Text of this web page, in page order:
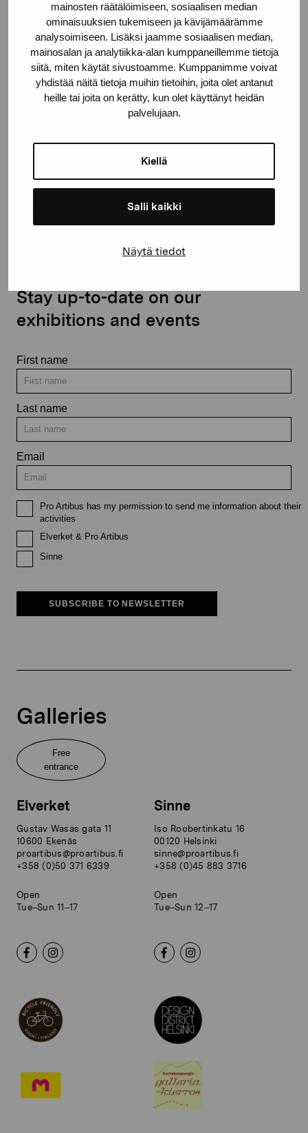
mainosten räätälöimiseen, sosiaalisen median
ominaisuuksien tukemiseen ja kävijämäärämme
analysoimiseen. Lisäksi jaamme sosiaalisen median,
mainosalan ja analytiikka-alan kumppaneillemme tietoja
siitä, miten käytät sivustoamme. Kumppanimme voivat
yhdistää näitä tietoja muihin tietoihin, joita olet antanut
heille tai joita on kerätty, kun olet käyttänyt heidän
palvelujaan.
Kiellä
Salli kaikki
Näytä tiedot
Pro Artibus Foundation
Gustav Wasas gata 11
10600 Ekenäs
proartibus@proartibus.fi
Stay up-to-date on our
exhibitions and events
First name
Last name
Email
Pro Artibus has my permission to send me information about their
activities
Elverket & Pro Artibus
Sinne
SUBSCRIBE TO NEWSLETTER
Galleries
Free
entrance
Elverket
Gustav Wasas gata 11
10600 Ekenäs
proartibus@proartibus.fi
+358 (0)50 371 6339
Open
Tue–Sun 11–17
Sinne
Iso Roobertinkatu 16
00120 Helsinki
sinne@proartibus.fi
+358 (0)45 883 3716
Open
Tue–Sun 12–17